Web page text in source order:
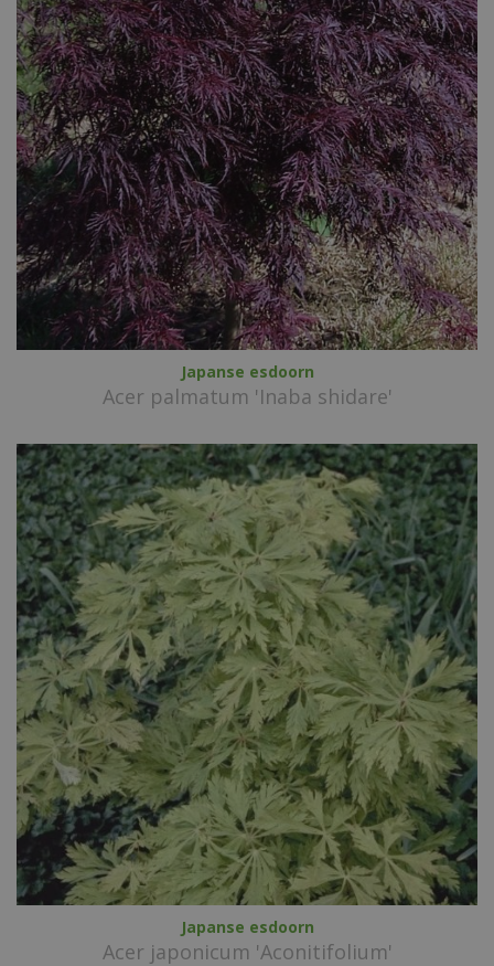
Japanse esdoorn
Acer palmatum 'Inaba shidare'
Japanse esdoorn
Acer japonicum 'Aconitifolium'